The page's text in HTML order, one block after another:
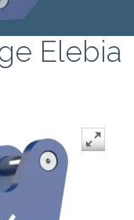
Elebia